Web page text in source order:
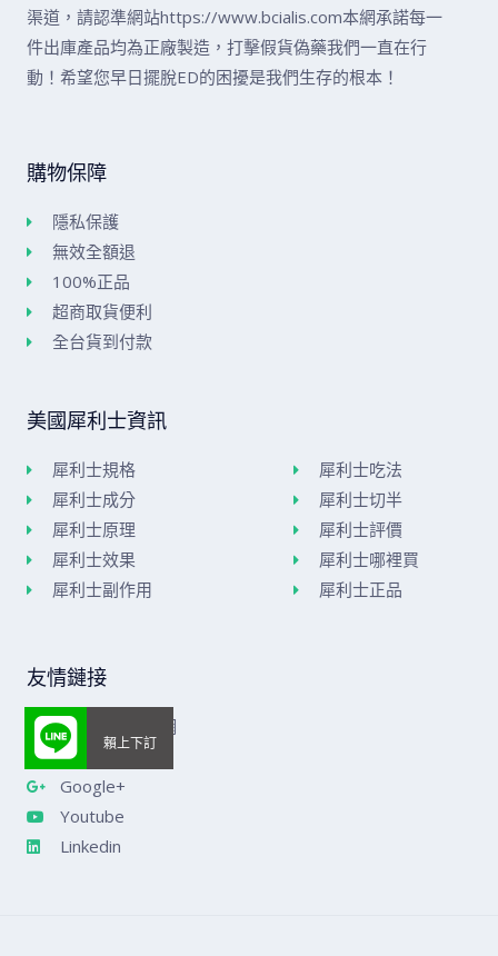
渠道，請認準網站https://www.bcialis.com本網承諾每一
件出庫產品均為正廠製造，打擊假貨偽藥我們一直在行
動！希望您早日擺脫ED的困擾是我們生存的根本！
購物保障
隱私保護
無效全額退
100%正品
超商取貨便利
全台貨到付款
美國犀利士資訊
犀利士規格
犀利士成分
犀利士原理
犀利士效果
犀利士副作用
犀利士吃法
犀利士切半
犀利士評價
犀利士哪裡買
犀利士正品
友情鏈接
美國威而鋼官網
樂威莊官網
Google+
Youtube
Linkedin